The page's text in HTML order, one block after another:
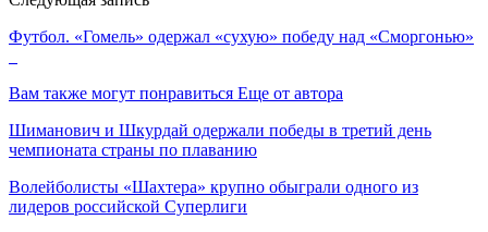
Футбол. «Гомель» одержал «сухую» победу над «Сморгонью»
Вам также могут понравиться Еще от автора
Шиманович и Шкурдай одержали победы в третий день
чемпионата страны по плаванию
Волейболисты «Шахтера» крупно обыграли одного из
лидеров российской Суперлиги